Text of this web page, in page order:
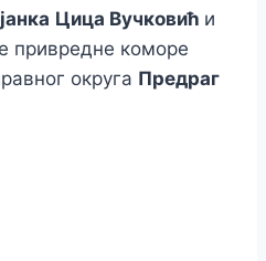
Цица Вучковић и
привредне коморе
округа Предраг